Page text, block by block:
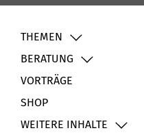
THEMEN
BERATUNG
VORTRÄGE
SHOP
WEITERE INHALTE